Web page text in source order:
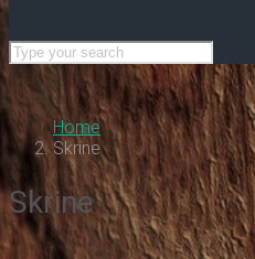
Home
Skrine
Skrine